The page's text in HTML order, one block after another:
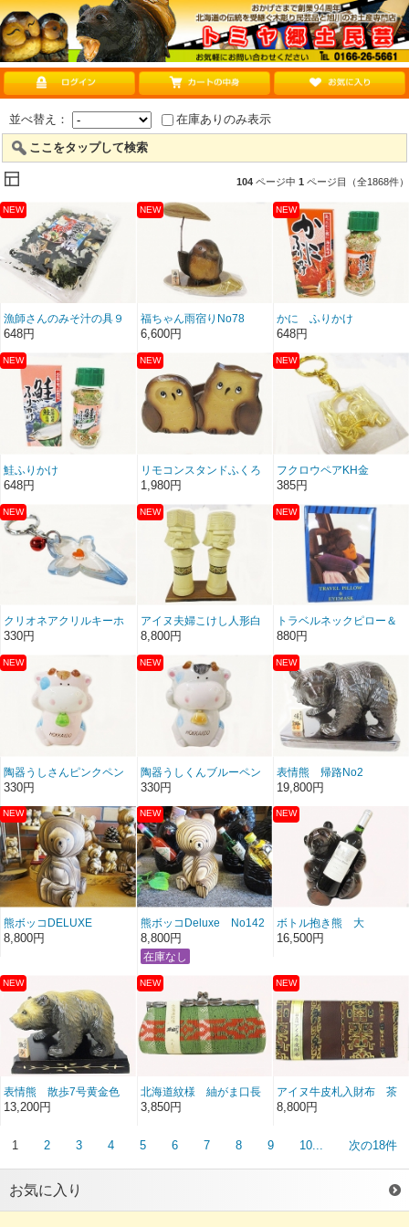
並べ替え： 在庫ありのみ表示
ここをタップして検索
104 ページ中 1 ページ目（全1868件）
漁師さんのみそ汁の具９
０g
648円
福ちゃん雨宿りNo78
6,600円
かに ふりかけ
648円
鮭ふりかけ
648円
リモコンスタンドふくろ
うペア
1,980円
フクロウペアKH金
385円
クリオネアクリルキーホ
ルダー
330円
アイヌ夫婦こけし人形白
８号
8,800円
トラベルネックピロー＆
アイマスク
880円
陶器うしさんピンクペン
立て的な
330円
陶器うしくんブルーペン
立て的な
330円
表情熊 帰路No2
19,800円
熊ボッコDELUXE
NO143
8,800円
熊ボッコDeluxe No142
8,800円
ボトル抱き熊 大
16,500円
表情熊 散歩7号黄金色
13,200円
北海道紋様 紬がま口長
角わさび色
3,850円
アイヌ牛皮札入財布 茶
8,800円
1 2 3 4 5 6 7 8 9 10... 次の18件
お気に入り